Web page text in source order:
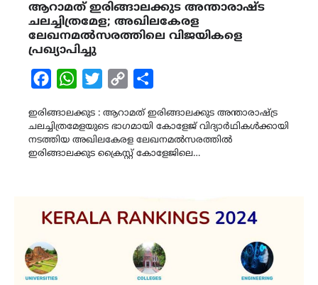
ആറാമത് ഇരിങ്ങാലക്കുട അന്താരാഷ്ട
ചലച്ചിത്രമേള; അഖിലകേരള
ലേഖനമൽസരത്തിലെ വിജയികളെ
പ്രഖ്യാപിച്ചു
FacebookWhatsAppTwitterCopy
ഇരിങ്ങാലക്കുട : ആറാമത് ഇരിങ്ങാലക്കുട അന്താരാഷ്ട്ര
ചലച്ചിത്രമേളയുടെ ഭാഗമായി കോളേജ് വിദ്യാർഥികൾക്കായി
നടത്തിയ അഖിലകേരള ലേഖനമൽസരത്തിൽ
ഇരിങ്ങാലക്കുട ക്രൈസ്റ്റ് കോളേജിലെ…